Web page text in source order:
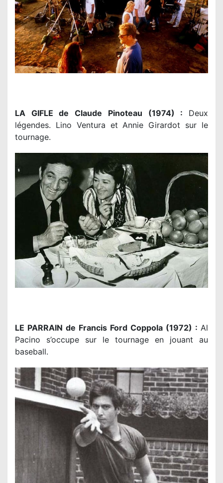
LA GIFLE de Claude Pinoteau (1974) : Deux
légendes. Lino Ventura et Annie Girardot sur le
tournage.
LE PARRAIN de Francis Ford Coppola (1972) : Al
Pacino s’occupe sur le tournage en jouant au
baseball.